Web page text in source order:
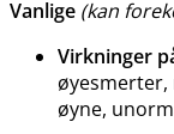
Vanlige (kan
Virkninger
øyesmerter,
øyne,